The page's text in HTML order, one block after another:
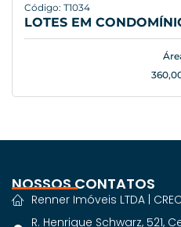
Código: T1034
LOTES EM
NOSSOS CONTATOS
Renner Imóveis LTDA |
R. Henrique Schwarz, 521,